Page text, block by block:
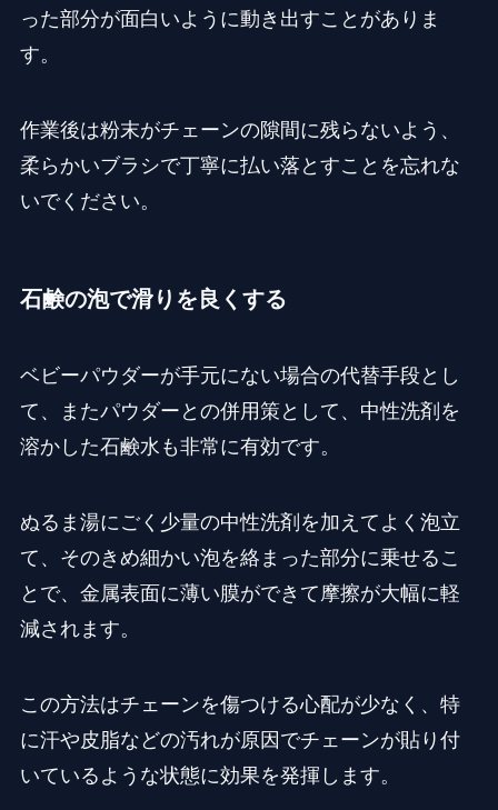
った部分が面白いように動き出すことがありま
す。
作業後は粉末がチェーンの隙間に残らないよう、
柔らかいブラシで丁寧に払い落とすことを忘れな
いでください。
石鹸の泡で滑りを良くする
ベビーパウダーが手元にない場合の代替手段とし
て、またパウダーとの併用策として、中性洗剤を
溶かした石鹸水も非常に有効です。
ぬるま湯にごく少量の中性洗剤を加えてよく泡立
て、そのきめ細かい泡を絡まった部分に乗せるこ
とで、金属表面に薄い膜ができて摩擦が大幅に軽
減されます。
この方法はチェーンを傷つける心配が少なく、特
に汗や皮脂などの汚れが原因でチェーンが貼り付
いているような状態に効果を発揮します。